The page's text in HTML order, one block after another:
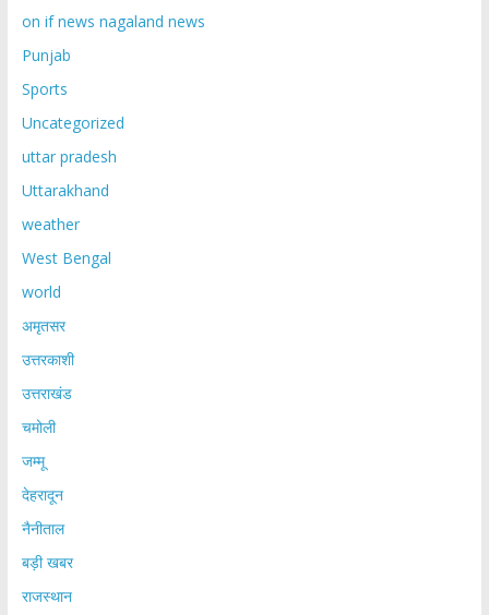
on if news nagaland news
Punjab
Sports
Uncategorized
uttar pradesh
Uttarakhand
weather
West Bengal
world
अमृतसर
उत्तरकाशी
उत्तराखंड
चमोली
जम्मू
देहरादून
नैनीताल
बड़ी खबर
राजस्थान